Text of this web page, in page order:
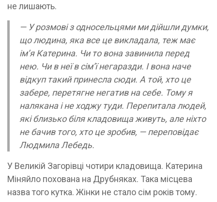
не лишають.
— У розмові з односельцями ми дійшли думки,
що людина, яка все це викладала, теж має
ім’я Катерина. Чи то вона завинила перед
нею. Чи в неї в сім’ї негаразди. І вона наче
відкуп такий принесла сюди. А той, хто це
забере, перетягне негатив на себе. Тому я
налякана і не ходжу туди. Перепитала людей,
які близько біля кладовища живуть, але ніхто
не бачив того, хто це зробив, — переповідає
Людмила Лебедь.
У Великій Загорівці чотири кладовища. Катерина
Міняйло похована на Друбняках. Така місцева
назва того кутка. Жінки не стало сім років тому.